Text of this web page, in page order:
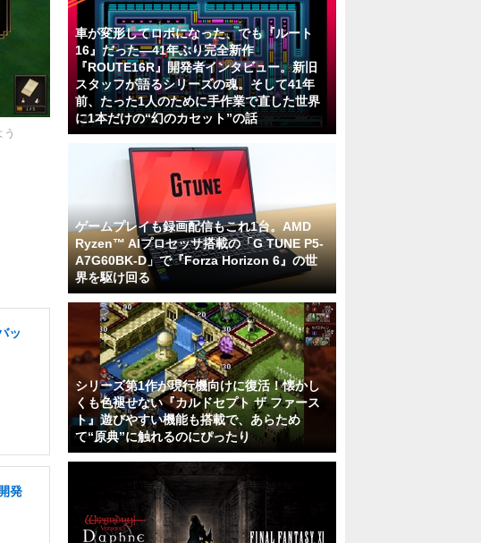
ッ
発
車が変形してロボになった、でも『ルート
16』だった―41年ぶり完全新作
『ROUTE16R』開発者インタビュー。新旧
スタッフが語るシリーズの魂。そして41年
前、たった1人のために手作業で直した世界
に1本だけの“幻のカセット”の話
ゲームプレイも録画配信もこれ1台。AMD
Ryzen™ AIプロセッサ搭載の「G TUNE P5-
A7G60BK-D」で『Forza Horizon 6』の世
界を駆け回る
シリーズ第1作が現行機向けに復活！懐かし
くも色褪せない『カルドセプト ザ ファース
ト』遊びやすい機能も搭載で、あらため
て“原典”に触れるのにぴったり